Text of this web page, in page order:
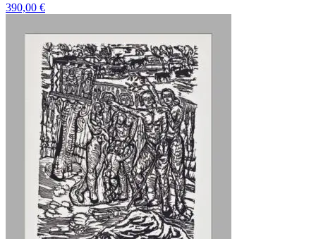
390,00 €